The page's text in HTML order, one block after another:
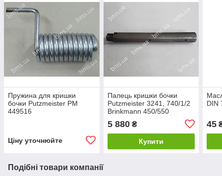
Пружина для кришки
бочки Putzmeister РМ
449516
Ціну уточнюйте
Палець кришки бочки
Putzmeister 3241, 740/1/2
Brinkmann 450/550
5 880₴
Купити
DIN
45
Подібні товари компанії